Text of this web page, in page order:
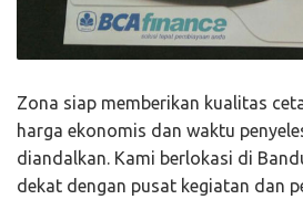
Zona siap memberikan kualitas
harga ekonomis dan waktu
diandalkan. Kami berlokasi di
dekat dengan pusat kegiatan dan